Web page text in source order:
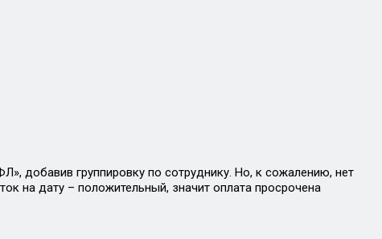
добавив группировку по сотруднику. Но, к сожалению, нет
на дату – положительный, значит оплата просрочена